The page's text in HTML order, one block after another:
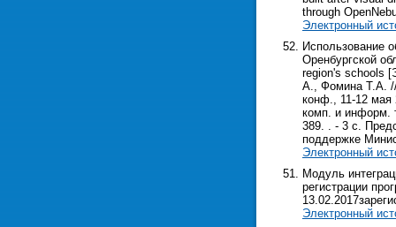
through
Электронный
Использование
Оренбургской
region's schools
А., Фомина Т.А. //
конф., 11-12 мая
комп. и информ.
389. . - 3 с.
поддержке
Электронный
Модуль
регистрации
Электронный